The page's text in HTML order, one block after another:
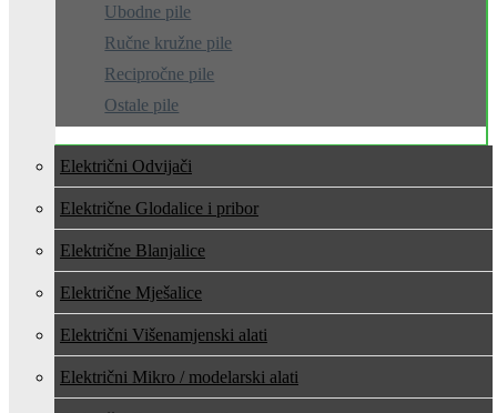
Ubodne pile
Ručne kružne pile
Recipročne pile
Ostale pile
Električni Odvijači
Električne Glodalice i pribor
Električne Blanjalice
Električne Mješalice
Električni Višenamjenski alati
Električni Mikro / modelarski alati